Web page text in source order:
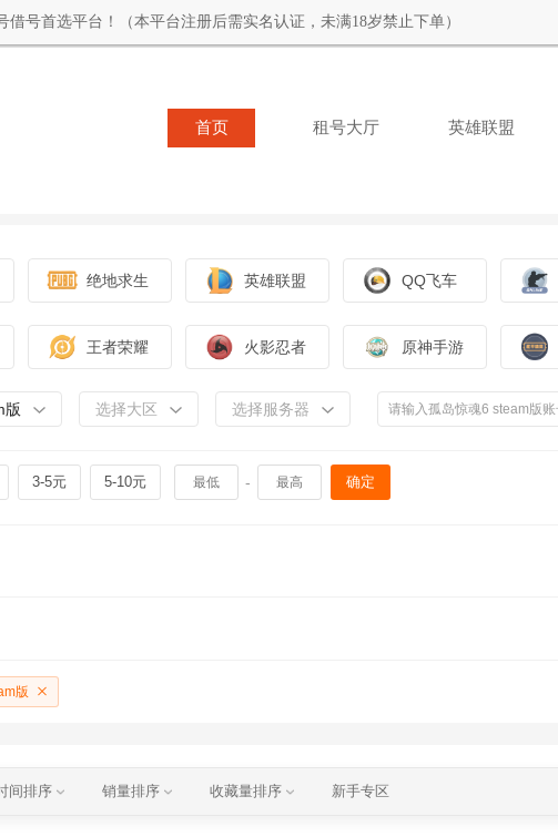
号首选平台！（本平台注册后需实名认证，未满18岁禁止下单）
首页 租号大厅 英雄联盟
绝地求生 英雄联盟 QQ飞车
王者荣耀 火影忍者 原神手游
版 选择大区 选择服务器
3-5元 5-10元 - 确定
版
间排序 销量排序 收藏量排序 新手专区